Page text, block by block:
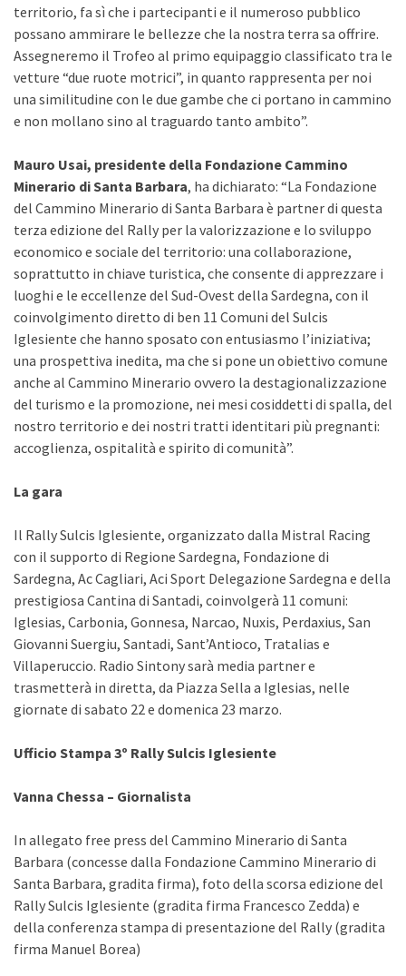
territorio, fa sì che i partecipanti e il numeroso pubblico
possano ammirare le bellezze che la nostra terra sa offrire.
Assegneremo il Trofeo al primo equipaggio classificato tra le
vetture “due ruote motrici”, in quanto rappresenta per noi
una similitudine con le due gambe che ci portano in cammino
e non mollano sino al traguardo tanto ambito”.
Mauro Usai, presidente della Fondazione Cammino
Minerario di Santa Barbara, ha dichiarato: “La Fondazione
del Cammino Minerario di Santa Barbara è partner di questa
terza edizione del Rally per la valorizzazione e lo sviluppo
economico e sociale del territorio: una collaborazione,
soprattutto in chiave turistica, che consente di apprezzare i
luoghi e le eccellenze del Sud-Ovest della Sardegna, con il
coinvolgimento diretto di ben 11 Comuni del Sulcis
Iglesiente che hanno sposato con entusiasmo l’iniziativa;
una prospettiva inedita, ma che si pone un obiettivo comune
anche al Cammino Minerario ovvero la destagionalizzazione
del turismo e la promozione, nei mesi cosiddetti di spalla, del
nostro territorio e dei nostri tratti identitari più pregnanti:
accoglienza, ospitalità e spirito di comunità”.
La gara
Il Rally Sulcis Iglesiente, organizzato dalla Mistral Racing
con il supporto di Regione Sardegna, Fondazione di
Sardegna, Ac Cagliari, Aci Sport Delegazione Sardegna e della
prestigiosa Cantina di Santadi, coinvolgerà 11 comuni:
Iglesias, Carbonia, Gonnesa, Narcao, Nuxis, Perdaxius, San
Giovanni Suergiu, Santadi, Sant’Antioco, Tratalias e
Villaperuccio. Radio Sintony sarà media partner e
trasmetterà in diretta, da Piazza Sella a Iglesias, nelle
giornate di sabato 22 e domenica 23 marzo.
Ufficio Stampa 3º Rally Sulcis Iglesiente
Vanna Chessa – Giornalista
In allegato free press del Cammino Minerario di Santa
Barbara (concesse dalla Fondazione Cammino Minerario di
Santa Barbara, gradita firma), foto della scorsa edizione del
Rally Sulcis Iglesiente (gradita firma Francesco Zedda) e
della conferenza stampa di presentazione del Rally (gradita
firma Manuel Borea)